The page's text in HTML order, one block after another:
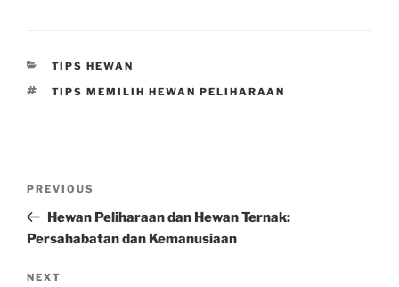
CATEGORIES
TIPS HEWAN
TAGS
TIPS MEMILIH HEWAN PELIHARAAN
Previous
Post
PREVIOUS
Hewan Peliharaan dan Hewan Ternak:
Persahabatan dan Kemanusiaan
Next
NEXT